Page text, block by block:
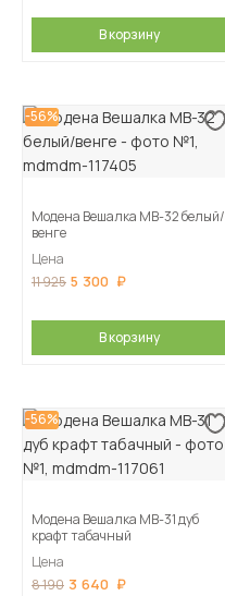
В корзину
-56%
Модена Вешалка МВ-32 белый/
венге
Цена
11 925 5 300
В корзину
-56%
Модена Вешалка МВ-31 дуб
крафт табачный
Цена
8 190 3 640